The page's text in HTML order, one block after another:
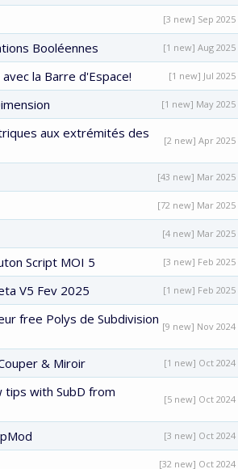
[3 new] Sep 2025
Booléennes [1 new] Aug 2025
la Barre d'Espace! [1 new] Jul 2025
[1 new] May 2025
aux extrémités des
[2 new] Apr 2025
[43 new] Mar 2025
[72 new] Mar 2025
[4 new] Mar 2025
Script MOI 5 [3 new] Feb 2025
V5 Fev 2025 [1 new] Feb 2025
free Polys de Subdivision [9 new] Nov 2024
& Miroir [1 new] Oct 2024
tips with SubD from
[5 new] Oct 2024
[3 new] Oct 2024
[32 new] Oct 2024